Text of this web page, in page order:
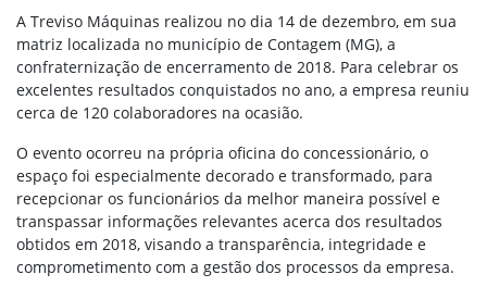
A Treviso Máquinas realizou no dia 14 de dezembro, em sua
matriz localizada no município de Contagem (MG), a
confraternização de encerramento de 2018. Para celebrar os
excelentes resultados conquistados no ano, a empresa reuniu
cerca de 120 colaboradores na ocasião.
O evento ocorreu na própria oficina do concessionário, o
espaço foi especialmente decorado e transformado, para
recepcionar os funcionários da melhor maneira possível e
transpassar informações relevantes acerca dos resultados
obtidos em 2018, visando a transparência, integridade e
comprometimento com a gestão dos processos da empresa.